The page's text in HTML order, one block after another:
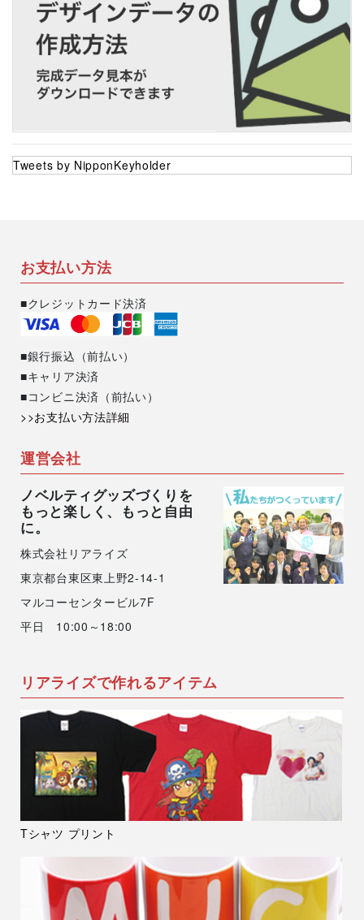
Tweets by NipponKeyholder
お支払い方法
■クレジットカード決済
■銀行振込（前払い）
■キャリア決済
■コンビニ決済（前払い）
>>お支払い方法詳細
運営会社
ノベルティグッズづくりを
もっと楽しく、もっと自由
に。
株式会社リアライズ
東京都台東区東上野2-14-1
マルコーセンタービル7F
平日 10:00～18:00
リアライズで作れるアイテム
Tシャツ プリント